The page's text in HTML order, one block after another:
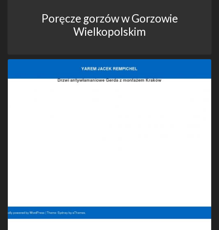
Poręcze gorzów w Gorzowie
Wielkopolskim